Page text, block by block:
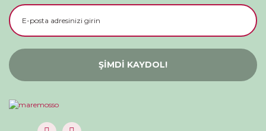
ŞİMDİ KAYDOL!